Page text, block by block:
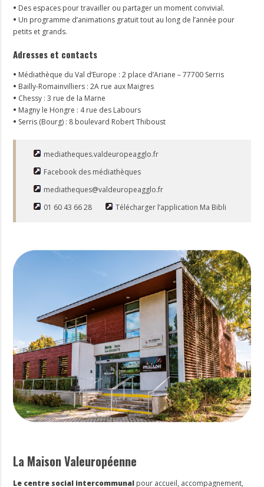
• Des espaces pour travailler ou partager un moment convivial.
• Un programme d’animations gratuit tout au long de l’année pour
petits et grands.
Adresses et contacts
• Médiathèque du Val d’Europe : 2 place d’Ariane – 77700 Serris
• Bailly-Romainvilliers : 2A rue aux Maigres
• Chessy : 3 rue de la Marne
• Magny le Hongre : 4 rue des Labours
• Serris (Bourg) : 8 boulevard Robert Thiboust
mediatheques.valdeuropeagglo.fr
Facebook des médiathèques
mediatheques@valdeuropeagglo.fr
01 60 43 66 28
Télécharger l’application Ma Bibli
La Maison Valeuropéenne
Le centre social intercommunal pour accueil, accompagnement,